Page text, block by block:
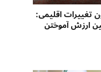
تغییرات اقلیمی:
ارزش آموختن